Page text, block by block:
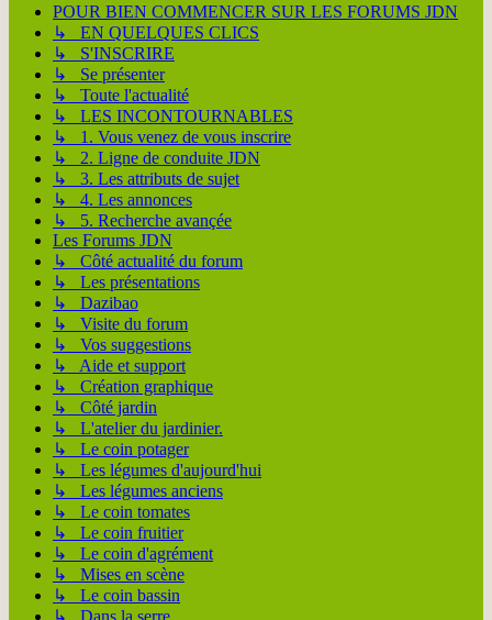
POUR BIEN COMMENCER SUR LES FORUMS JDN
↳ EN QUELQUES CLICS
↳ S'INSCRIRE
↳ Se présenter
↳ Toute l'actualité
↳ LES INCONTOURNABLES
↳ 1. Vous venez de vous inscrire
↳ 2. Ligne de conduite JDN
↳ 3. Les attributs de sujet
↳ 4. Les annonces
↳ 5. Recherche avançée
Les Forums JDN
↳ Côté actualité du forum
↳ Les présentations
↳ Dazibao
↳ Visite du forum
↳ Vos suggestions
↳ Aide et support
↳ Création graphique
↳ Côté jardin
↳ L'atelier du jardinier.
↳ Le coin potager
↳ Les légumes d'aujourd'hui
↳ Les légumes anciens
↳ Le coin tomates
↳ Le coin fruitier
↳ Le coin d'agrément
↳ Mises en scène
↳ Le coin bassin
↳ Dans la serre